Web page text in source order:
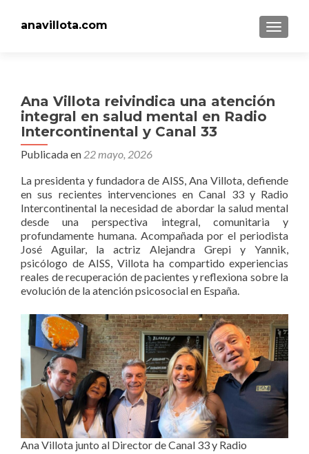
anavillota.com
Ana Villota reivindica una atención
integral en salud mental en Radio
Intercontinental y Canal 33
Publicada en 22 mayo, 2026
La presidenta y fundadora de AISS, Ana Villota, defiende
en sus recientes intervenciones en Canal 33 y Radio
Intercontinental la necesidad de abordar la salud mental
desde una perspectiva integral, comunitaria y
profundamente humana. Acompañada por el periodista
José Aguilar, la actriz Alejandra Grepi y Yannik,
psicólogo de AISS, Villota ha compartido experiencias
reales de recuperación de pacientes y reflexiona sobre la
evolución de la atención psicosocial en España.
Ana Villota junto al Director de Canal 33 y Radio